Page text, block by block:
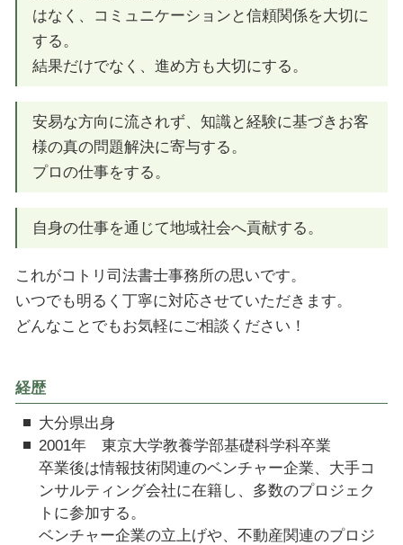
はなく、コミュニケーションと信頼関係を大切に
する。
結果だけでなく、進め方も大切にする。
安易な方向に流されず、知識と経験に基づきお客
様の真の問題解決に寄与する。
プロの仕事をする。
自身の仕事を通じて地域社会へ貢献する。
これがコトリ司法書士事務所の思いです。
いつでも明るく丁寧に対応させていただきます。
どんなことでもお気軽にご相談ください！
経歴
大分県出身
2001年 東京大学教養学部基礎科学科卒業
卒業後は情報技術関連のベンチャー企業、大手コ
ンサルティング会社に在籍し、多数のプロジェク
トに参加する。
ベンチャー企業の立上げや、不動産関連のプロジ